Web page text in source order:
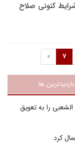
کنونی صلاح
7
»
ها
را به تعویق
کرد